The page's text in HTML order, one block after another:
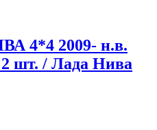
4*4 2009- н.в.
шт. / Лада Нива